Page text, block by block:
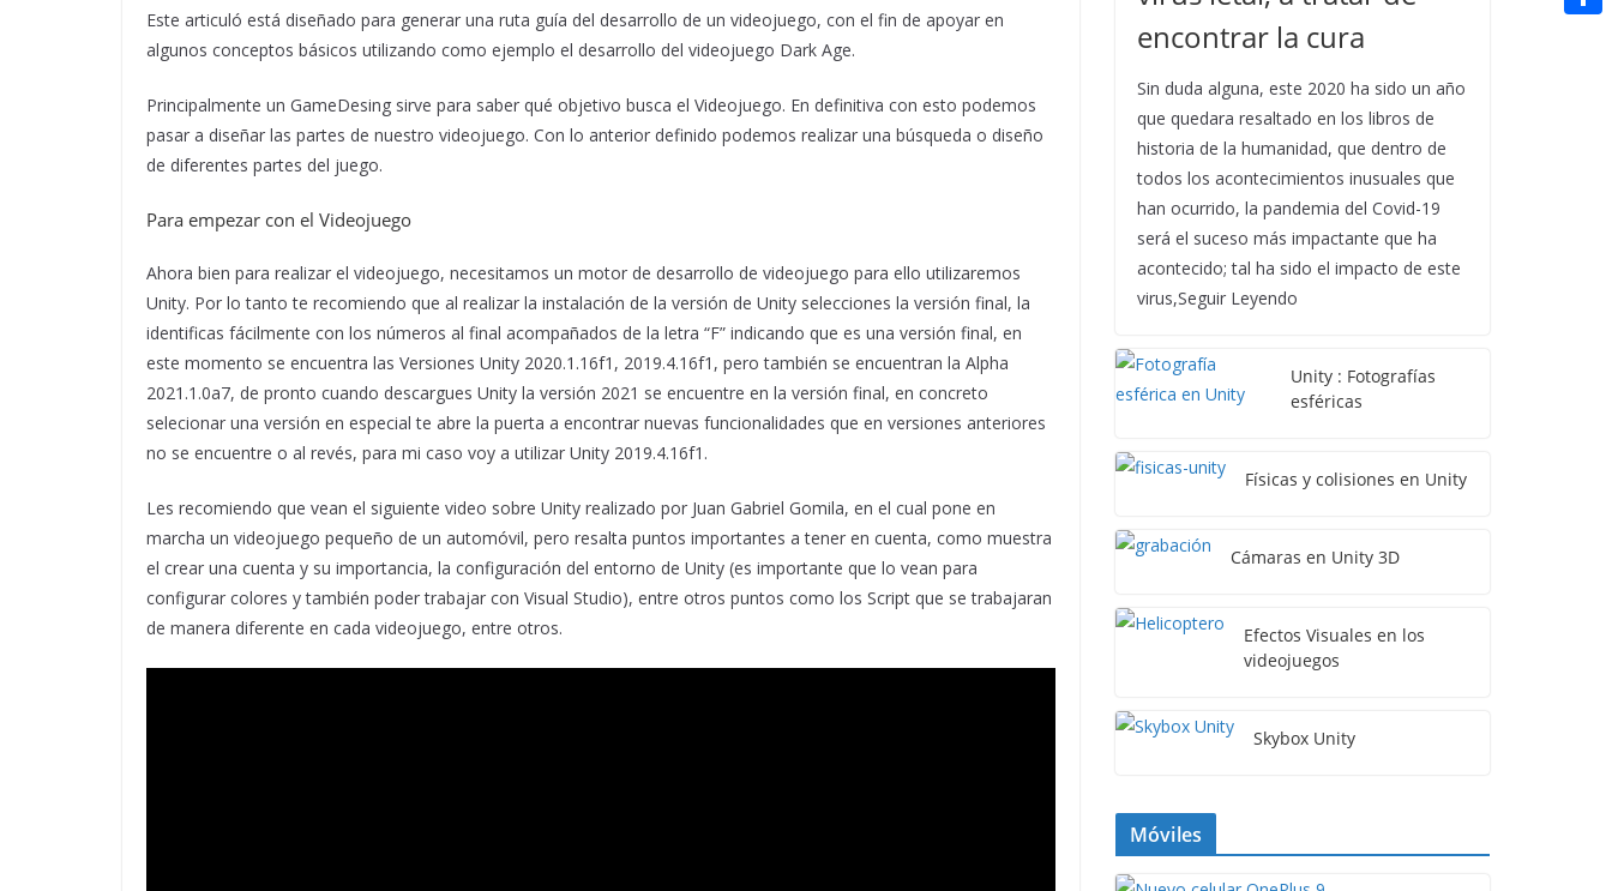
Este articuló está diseñado para generar una ruta guía del desarrollo de un videojuego, con el fin de apoyar en
algunos conceptos básicos utilizando como ejemplo el desarrollo del videojuego Dark Age.
Principalmente un GameDesing sirve para saber qué objetivo busca el Videojuego. En definitiva con esto podemos
pasar a diseñar las partes de nuestro videojuego. Con lo anterior definido podemos realizar una búsqueda o diseño
de diferentes partes del juego.
Para empezar con el Videojuego
Ahora bien para realizar el videojuego, necesitamos un motor de desarrollo de videojuego para ello utilizaremos
Unity. Por lo tanto te recomiendo que al realizar la instalación de la versión de Unity selecciones la versión final, la
identificas fácilmente con los números al final acompañados de la letra “F” indicando que es una versión final, en
este momento se encuentra las Versiones Unity 2020.1.16f1, 2019.4.16f1, pero también se encuentran la Alpha
2021.1.0a7, de pronto cuando descargues Unity la versión 2021 se encuentre en la versión final, en concreto
selecionar una versión en especial te abre la puerta a encontrar nuevas funcionalidades que en versiones anteriores
no se encuentre o al revés, para mi caso voy a utilizar Unity 2019.4.16f1.
Les recomiendo que vean el siguiente video sobre Unity realizado por Juan Gabriel Gomila, en el cual pone en
marcha un videojuego pequeño de un automóvil, pero resalta puntos importantes a tener en cuenta, como muestra
el crear una cuenta y su importancia, la configuración del entorno de Unity (es importante que lo vean para
configurar colores y también poder trabajar con Visual Studio), entre otros puntos como los Script que se trabajaran
de manera diferente en cada videojuego, entre otros.
encontrar la cura
Sin duda alguna, este 2020 ha sido un año
que quedara resaltado en los libros de
historia de la humanidad, que dentro de
todos los acontecimientos inusuales que
han ocurrido, la pandemia del Covid-19
será el suceso más impactante que ha
acontecido; tal ha sido el impacto de este
virus,Seguir Leyendo
Unity : Fotografías
esféricas
Físicas y colisiones en Unity
Cámaras en Unity 3D
Efectos Visuales en los
videojuegos
Skybox Unity
Móviles
n
a